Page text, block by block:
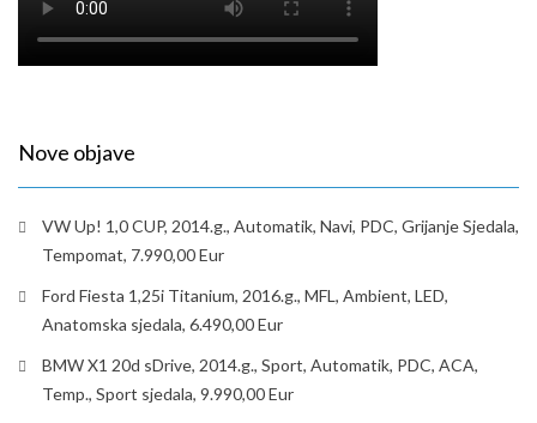
Nove objave
VW Up! 1,0 CUP, 2014.g., Automatik, Navi, PDC, Grijanje Sjedala,
Tempomat, 7.990,00 Eur
Ford Fiesta 1,25i Titanium, 2016.g., MFL, Ambient, LED,
Anatomska sjedala, 6.490,00 Eur
BMW X1 20d sDrive, 2014.g., Sport, Automatik, PDC, ACA,
Temp., Sport sjedala, 9.990,00 Eur